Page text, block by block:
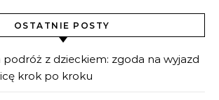
OSTATNIE POSTY
z dzieckiem: zgoda na wyjazd
krok po kroku